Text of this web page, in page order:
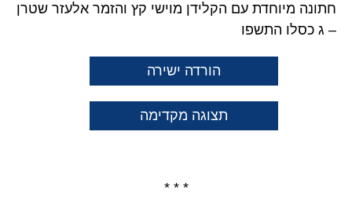
חתונה מיוחדת עם הקלידן מוישי קץ והזמר אלעזר שטרן
– ג כסלו התשפו
הורדה ישירה
תצוגה מקדימה
* * *